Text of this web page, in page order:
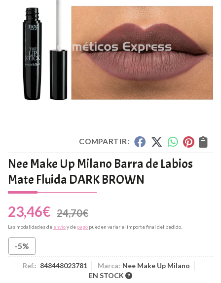
COMPARTIR:
Nee Make Up Milano Barra de Labios
Mate Fluida DARK BROWN
23,46€ 24,70€
Las modalidades de envíoy de pago pueden variar el importe final del pedido.
-5%
Ref.: 848448023781 Marca: Nee Make Up Milano
EN STOCK